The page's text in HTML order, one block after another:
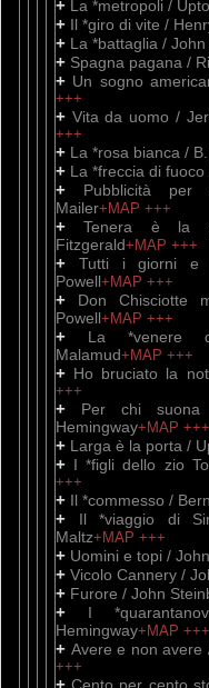
+ La *metropoli /
+ Il *giro di vite /
+ La *battaglia /
+ Spagna pagana /
+ Un sogno
+++
+ Vita da uomo /
+++
+ La *rosa bianca /
+ La *freccia di fuoco
+
Pubblicità
Mailer+MAP +++
+Tenera è la
Fitzgerald+MAP +++
+ Tutti i giorni e
Powell+MAP +++
+ Don Chisciotte
Powell+MAP +++
+ La *venere
Malamud+MAP +++
+ Ho bruciato la
+++
+ Per chi
Hemingway+MAP +++
+ Larga è la porta /
+ I *figli dello zio
+++
+ Il *commesso /
+
Il *viaggio di
Maltz+MAP +++
+ Uomini e topi /
+ Vicolo Cannery /
+ Furore / John
+ I
Hemingway+MAP +++
+ Avere e non avere
+++
+